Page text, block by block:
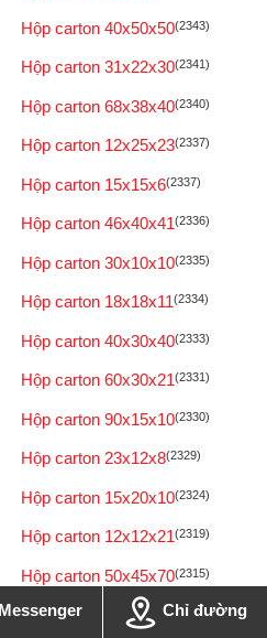
Hộp carton 40x50x50(2343)
Hộp carton 31x22x30(2341)
Hộp carton 68x38x40(2340)
Hộp carton 12x25x23(2337)
Hộp carton 15x15x6(2337)
Hộp carton 46x40x41(2336)
Hộp carton 30x10x10(2335)
Hộp carton 18x18x11(2334)
Hộp carton 40x30x40(2333)
Hộp carton 60x30x21(2331)
Hộp carton 90x15x10(2330)
Hộp carton 23x12x8(2329)
Hộp carton 15x20x10(2324)
Hộp carton 12x12x21(2319)
Hộp carton 50x45x70(2315)
Hộp carton 3x8x5(2313)
Messenger Chỉ đường